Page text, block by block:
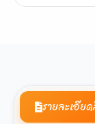
รายละเอีย